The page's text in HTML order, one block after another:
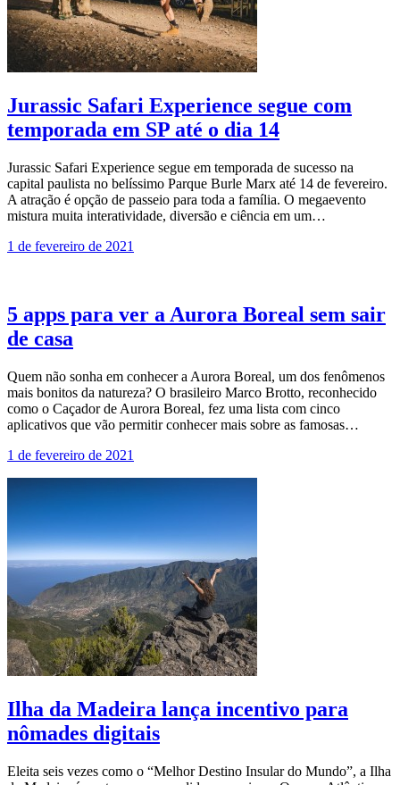
Jurassic Safari Experience segue com
temporada em SP até o dia 14
Jurassic Safari Experience segue em temporada de sucesso na
capital paulista no belíssimo Parque Burle Marx até 14 de fevereiro.
A atração é opção de passeio para toda a família. O megaevento
mistura muita interatividade, diversão e ciência em um…
1 de fevereiro de 2021
5 apps para ver a Aurora Boreal sem sair
de casa
Quem não sonha em conhecer a Aurora Boreal, um dos fenômenos
mais bonitos da natureza? O brasileiro Marco Brotto, reconhecido
como o Caçador de Aurora Boreal, fez uma lista com cinco
aplicativos que vão permitir conhecer mais sobre as famosas…
1 de fevereiro de 2021
Ilha da Madeira lança incentivo para
nômades digitais
Eleita seis vezes como o “Melhor Destino Insular do Mundo”, a Ilha